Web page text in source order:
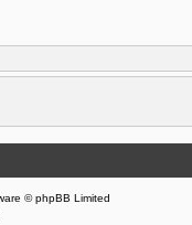
© phpBB Limited